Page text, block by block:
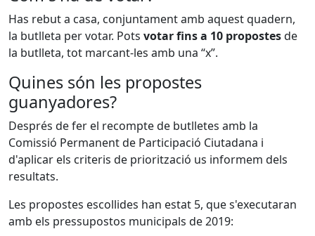
Has rebut a casa, conjuntament amb aquest quadern,
la butlleta per votar. Pots votar fins a 10 propostesde
la butlleta, tot marcant-les amb una “x”.
Quines són les propostes
guanyadores?
Després de fer el recompte de butlletes amb la
Comissió Permanent de Participació Ciutadana i
d'aplicar els criteris de priorització us informem dels
resultats.
Les propostes escollides han estat 5, que s'executaran
amb els pressupostos municipals de 2019: